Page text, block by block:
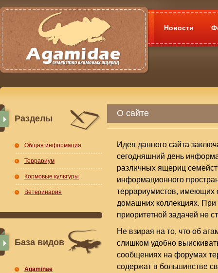
Новости
Разделы
Общая информация
Террариум
Кормовые культуры
Ветеринария
База видов
Agaminae
О сайте
Идея данного сайта
сегодняшний день
различных ящериц
информационного
террариумистов,
домашних коллекциях. При
приоритетной задачей не
Не взирая на то, что об
слишком удобно
сообщениях на форумах
содержат в большинстве